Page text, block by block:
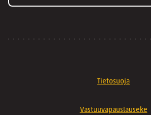
Tietosuoja
Vastuuvapauslauseke